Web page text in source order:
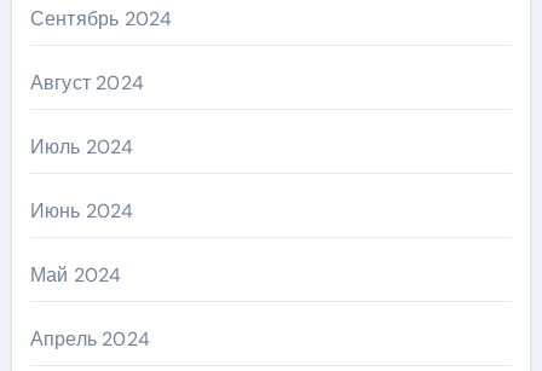
Сентябрь 2024
Август 2024
Июль 2024
Июнь 2024
Май 2024
Апрель 2024